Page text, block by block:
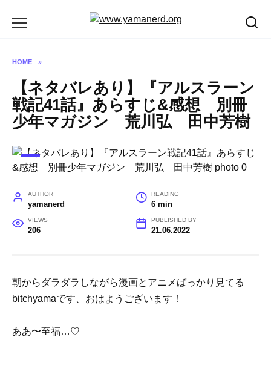
HOME »
【ネタバレあり】『アルスラーン
戦記41話』あらすじ&感想 別冊
少年マガジン 荒川弘 田中芳樹
AUTHOR
yamanerd
READING
6 min
VIEWS
206
PUBLISHED BY
21.06.2022
朝からダラダラしながら漫画とアニメばっかり見てる
bitchyamaです、おはようございます！
ああ〜至福…♡